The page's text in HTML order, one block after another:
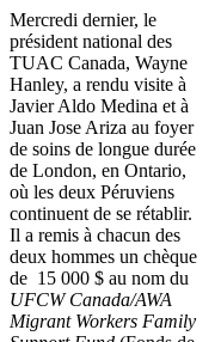
Mercredi dernier, le
président national des
TUAC Canada, Wayne
Hanley, a rendu visite à
Javier Aldo Medina et à
Juan Jose Ariza au foyer
de soins de longue durée
de London, en Ontario,
où les deux Péruviens
continuent de se rétablir.
Il a remis à chacun des
deux hommes un chèque
de 15 000 $ au nom du
UFCW Canada/AWA
Migrant Workers Family